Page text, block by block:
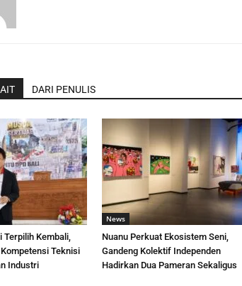
DARI PENULIS
Terpilih Kembali,
Teknisi
Industri
News
Nuanu Perkuat Ekosistem Seni,
Gandeng Kolektif Independen
Hadirkan Dua Pameran Sekaligus